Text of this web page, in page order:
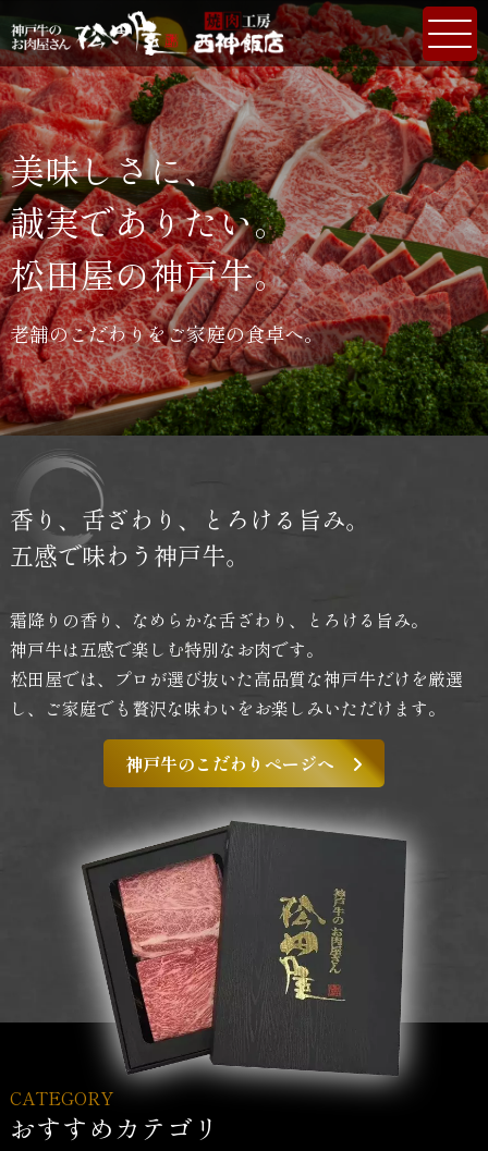
美味しさに、
誠実でありたい。
松田屋の神戸牛。
老舗のこだわりをご家庭の食卓へ。
香り、舌ざわり、
とろける旨み。
五感で味わう神戸牛。
霜降りの香り、なめらかな舌ざわり、とろける旨み。
神戸牛は五感で楽しむ特別なお肉です。
松田屋では、プロが選び抜いた高品質な神戸牛だけを厳選
し、 ご家庭でも贅沢な味わいをお楽しみいただけます。
神戸牛のこだわりページへ
CATEGORY
おすすめカテゴリ